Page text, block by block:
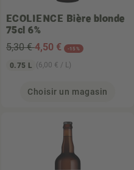
ECOLIENCE Bière blonde
75cl 6%
5,30 €4,50 € -15%
0.75 L (6,00 € / L)
Choisir un magasin